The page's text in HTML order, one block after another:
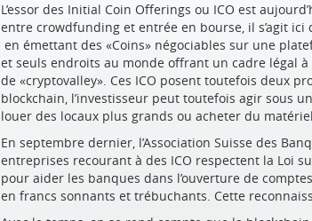
L’essor des Initial Coin Offerings ou ICO est
entre crowdfunding et entrée en bourse, il s’agit
en émettant des «Coins» négociables sur une
et seuls endroits au monde offrant un cadre légal
de «cryptovalley». Ces ICO posent toutefois deux
blockchain, l’investisseur peut toutefois agir sous
louer des locaux plus grands ou acheter du
En septembre dernier, l’Association Suisse des
entreprises recourant à des ICO respectent la Loi
pour aider les banques dans l’ouverture de
en francs sonnants et trébuchants. Cette